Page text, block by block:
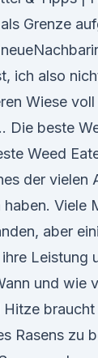
Grenze
ich also
Wiese
Die beste
Weed
der vielen
haben. Viele
aber
Leistung
und wie
braucht
Rasens zu